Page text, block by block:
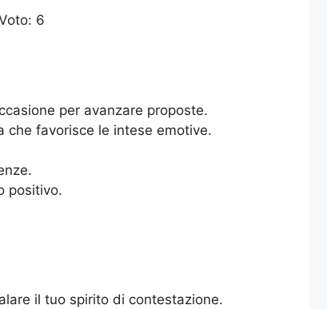
6
per avanzare proposte.
che favorisce le intese emotive.
positivo.
il tuo spirito di contestazione.